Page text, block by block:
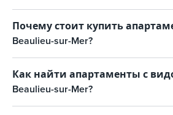
Почему стоит купить
Beaulieu-sur-Mer?
Как найти апартаменты с
Beaulieu-sur-Mer?